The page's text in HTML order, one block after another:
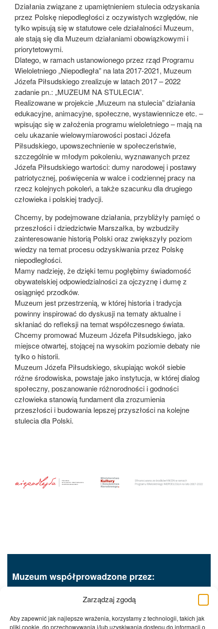
Zarządzaj zgodą
Aby zapewnić jak najlepsze wrażenia, korzystamy z technologii, takich jak
pliki cookie, do przechowywania i/lub uzyskiwania dostępu do informacji o
Działania związane z upamiętnieniem stulecia odzyskania
przez Polskę niepodległości z oczywistych względów, nie
tylko wpisują się w statutowe cele działalności Muzeum,
ale stają się dla Muzeum działaniami obowiązkowymi i
priorytetowymi.
Dlatego, w ramach ustanowionego przez rząd Programu
Wieloletniego „Niepodległa” na lata 2017-2021, Muzeum
Józefa Piłsudskiego zrealizuje w latach 2017 – 2022
zadanie pn.: „MUZEUM NA STULECIA”.
Realizowane w projekcie „Muzeum na stulecia” działania
edukacyjne, animacyjne, społeczne, wystawiennicze etc. –
wpisując się w założenia programu wieloletniego – mają na
celu ukazanie wielowymiarowości postaci Józefa
Piłsudskiego, upowszechnienie w społeczeństwie,
szczególnie w młodym pokoleniu, wyznawanych przez
Józefa Piłsudskiego wartości: dumy narodowej i postawy
patriotycznej, poświęcenia w walce i codziennej pracy na
rzecz kolejnych pokoleń, a także szacunku dla drugiego
człowieka i polskiej tradycji.
Chcemy, by podejmowane działania, przybliżyły pamięć o
przeszłości i dziedzictwie Marszałka, by wzbudziły
zainteresowanie historią Polski oraz zwiększyły poziom
wiedzy na temat procesu odzyskiwania przez Polskę
niepodległości.
Mamy nadzieję, że dzięki temu pogłębimy świadomość
obywatelskiej odpowiedzialności za ojczyznę i dumę z
osiągnięć przodków.
Muzeum jest przestrzenią, w której historia i tradycja
powinny inspirować do dyskusji na tematy aktualne i
skłaniać do refleksji na temat współczesnego świata.
Chcemy promować Muzeum Józefa Piłsudskiego, jako
miejsce otwartej, stojącej na wysokim poziomie debaty nie
tylko o historii.
Muzeum Józefa Piłsudskiego, skupiając wokół siebie
różne środowiska, powstaje jako instytucja, w której dialog
społeczny, poszanowanie różnorodności i godności
człowieka stanowią fundament dla zrozumienia
przeszłości i budowania lepszej przyszłości na kolejne
stulecia dla Polski.
Muzeum współprowadzone przez: